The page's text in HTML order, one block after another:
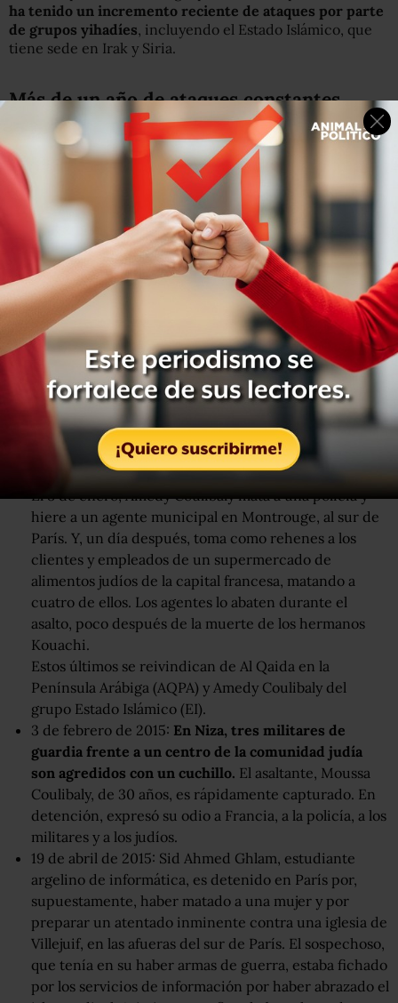
ha tenido un incremento reciente de ataques por parte
de grupos yihadíes , incluyendo el Estado Islámico, que
tiene sede en Irak y Siria.
Más de un año de ataques constantes
El ataque perpetrado la noche de este jueves 14 de julio
ocurre ocho meses después de los atentados
extremistas en la capital París y un año y medio
después del ataque a la revista satírica Charlie Hebdo.
A continuación presentamos algunos de los ataques
ocurridos desde el atentado contra el semanario francés.
– Del 7 al 9 de enero de 2015:
Los hermanos Chérif y
Saïd Kouachi
matan a 12 personas el 7 de enero en la
sede delsemanario satírico francés Charlie Hebdo
en París. Entre las víctimas figuran el director de la
publicación, varios de sus reputados caricaturistas y
dos policías.
Tras dos días, las fuerzas de seguridad abaten a los dos
asaltantes, atrincherados en una empresa de las
afueras de la capital.
El 8 de enero, Amedy Coulibaly mata a una policía y
hiere a un agente municipal en Montrouge, al sur de
París. Y, un día después, toma como rehenes a los
clientes y empleados de un supermercado de
alimentos judíos de la capital francesa, matando a
cuatro de ellos. Los agentes lo abaten durante el
asalto, poco después de la muerte de los hermanos
Kouachi.
Estos últimos se reivindican de Al Qaida en la
Península Arábiga (AQPA) y Amedy Coulibaly del
grupo Estado Islámico (EI).
3 de febrero de 2015: En Niza, tres militares de
guardia frente a un centro de la comunidad judía
son agredidos con un cuchillo. El asaltante, Moussa
Coulibaly, de 30 años, es rápidamente capturado. En
detención, expresó su odio a Francia, a la policía, a los
militares y a los judíos.
19 de abril de 2015: Sid Ahmed Ghlam, estudiante
argelino de informática, es detenido en París por,
supuestamente, haber matado a una mujer y por
preparar un atentado inminente contra una iglesia de
Villejuif, en las afueras del sur de París. El sospechoso,
que tenía en su haber armas de guerra, estaba fichado
por los servicios de información por haber abrazado el